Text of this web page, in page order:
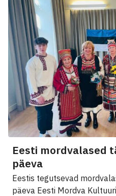
Eesti mordvalased
päeva
Eestis tegutsevad
päeva Eesti Mordva